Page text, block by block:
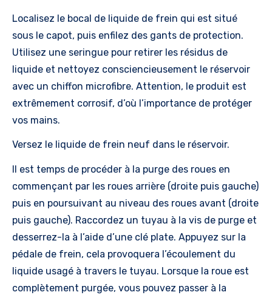
Localisez le bocal de liquide de frein qui est situé
sous le capot, puis enfilez des gants de protection.
Utilisez une seringue pour retirer les résidus de
liquide et nettoyez consciencieusement le réservoir
avec un chiffon microfibre. Attention, le produit est
extrêmement corrosif, d’où l’importance de protéger
vos mains.
Versez le liquide de frein neuf dans le réservoir.
Il est temps de procéder à la purge des roues en
commençant par les roues arrière (droite puis gauche)
puis en poursuivant au niveau des roues avant (droite
puis gauche). Raccordez un tuyau à la vis de purge et
desserrez-la à l’aide d’une clé plate. Appuyez sur la
pédale de frein, cela provoquera l’écoulement du
liquide usagé à travers le tuyau. Lorsque la roue est
complètement purgée, vous pouvez passer à la